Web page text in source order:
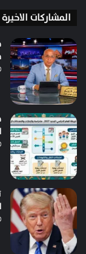
المشاركات الاخيرة